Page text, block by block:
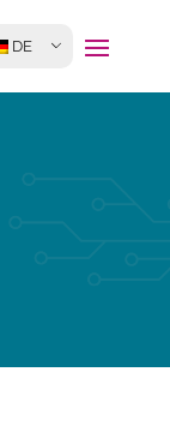
DE